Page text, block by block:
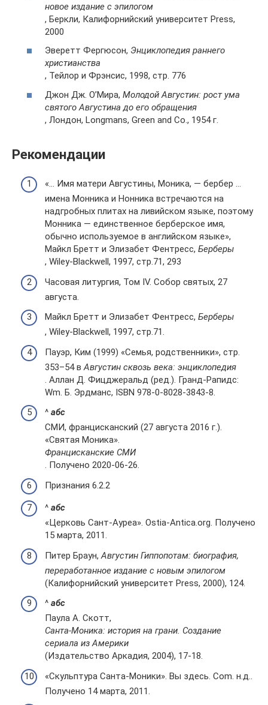
новое издание с эпилогом
, Беркли, Калифорнийский университет Press,
2000
Эверетт Фергюсон, Энциклопедия раннего
христианства
, Тейлор и Фрэнсис, 1998, стр. 776
Джон Дж. О’Мира, Молодой Августин: рост ума
святого Августина до его обращения
, Лондон, Longmans, Green and Co., 1954 г.
Рекомендации
«… Имя матери Августины, Моника, — бербер …
имена Монника и Нонника встречаются на
надгробных плитах на ливийском языке, поэтому
Монника — единственное берберское имя,
обычно используемое в английском языке»,
Майкл Бретт и Элизабет Фентресс, Берберы
, Wiley-Blackwell, 1997, стр.71, 293
Часовая литургия, Том IV. Собор святых, 27
августа.
Майкл Бретт и Элизабет Фентресс, Берберы
, Wiley-Blackwell, 1997, стр.71.
Пауэр, Ким (1999) «Семья, родственники», стр.
353–54 в Августин сквозь века: энциклопедия
. Аллан Д. Фицджеральд (ред.). Гранд-Рапидс:
Wm. Б. Эрдманс, ISBN 978-0-8028-3843-8.
^ абc
СМИ, францисканский (27 августа 2016 г.).
«Святая Моника».
Францисканские СМИ
. Получено 2020-06-26.
Признания 6.2.2
^ абc
«Церковь Сант-Ауреа». Ostia-Antica.org. Получено
15 марта, 2011.
Питер Браун, Августин Гиппопотам: биография,
переработанное издание с новым эпилогом
(Калифорнийский университет Press, 2000), 124.
^ абc
Паула А. Скотт,
Санта-Моника: история на грани. Создание
сериала из Америки
(Издательство Аркадия, 2004), 17-18.
«Скульптура Санта-Моники». Вы здесь. Com. н.д..
Получено 14 марта, 2011.